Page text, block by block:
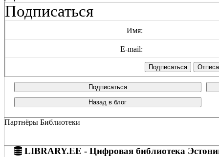
Подписаться
Имя:
E-mail:
Подписаться
Назад в блог
Партнёры Библиотеки
LIBRARY.EE - Цифровая библиотека